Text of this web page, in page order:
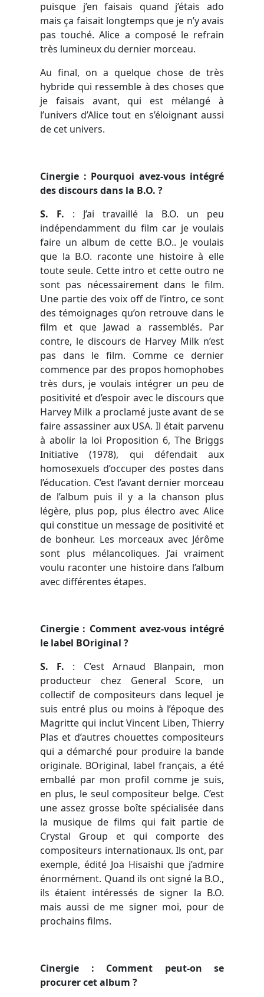
puisque j’en faisais quand j’étais ado
mais ça faisait longtemps que je n’y avais
pas touché. Alice a composé le refrain
très lumineux du dernier morceau.
Au final, on a quelque chose de très
hybride qui ressemble à des choses que
je faisais avant, qui est mélangé à
l’univers d’Alice tout en s’éloignant aussi
de cet univers.
Cinergie : Pourquoi avez-vous intégré
des discours dans la B.O. ?
S. F. : J’ai travaillé la B.O. un peu
indépendamment du film car je voulais
faire un album de cette B.O.. Je voulais
que la B.O. raconte une histoire à elle
toute seule. Cette intro et cette outro ne
sont pas nécessairement dans le film.
Une partie des voix off de l’intro, ce sont
des témoignages qu’on retrouve dans le
film et que Jawad a rassemblés. Par
contre, le discours de Harvey Milk n’est
pas dans le film. Comme ce dernier
commence par des propos homophobes
très durs, je voulais intégrer un peu de
positivité et d’espoir avec le discours que
Harvey Milk a proclamé juste avant de se
faire assassiner aux USA. Il était parvenu
à abolir la loi Proposition 6, The Briggs
Initiative (1978), qui défendait aux
homosexuels d’occuper des postes dans
l’éducation. C’est l’avant dernier morceau
de l’album puis il y a la chanson plus
légère, plus pop, plus électro avec Alice
qui constitue un message de positivité et
de bonheur. Les morceaux avec Jérôme
sont plus mélancoliques. J’ai vraiment
voulu raconter une histoire dans l’album
avec différentes étapes.
Cinergie : Comment avez-vous intégré
le label BOriginal ?
S. F. : C’est Arnaud Blanpain, mon
producteur chez General Score, un
collectif de compositeurs dans lequel je
suis entré plus ou moins à l’époque des
Magritte qui inclut Vincent Liben, Thierry
Plas et d’autres chouettes compositeurs
qui a démarché pour produire la bande
originale. BOriginal, label français, a été
emballé par mon profil comme je suis,
en plus, le seul compositeur belge. C’est
une assez grosse boîte spécialisée dans
la musique de films qui fait partie de
Crystal Group et qui comporte des
compositeurs internationaux. Ils ont, par
exemple, édité Joa Hisaishi que j’admire
énormément. Quand ils ont signé la B.O.,
ils étaient intéressés de signer la B.O.
mais aussi de me signer moi, pour de
prochains films.
Cinergie : Comment peut-on se
procurer cet album ?